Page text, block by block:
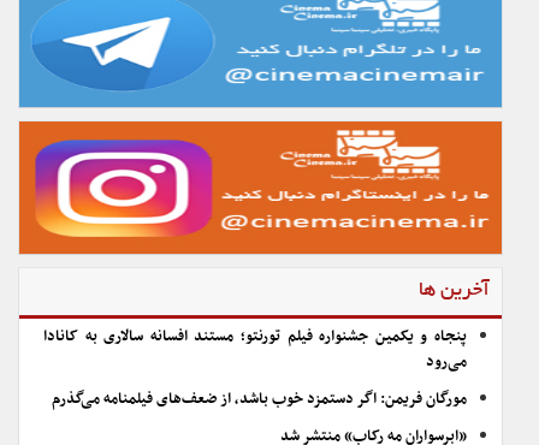
آخرین ها
پنجاه و یکمین جشنواره فیلم تورنتو؛ مستند افسانه سالاری به کانادا
می‌رود
مورگان فریمن: اگر دستمزد خوب باشد، از ضعف‌های فیلمنامه می‌گذرم
«ابرسواران مه رکاب» منتشر شد